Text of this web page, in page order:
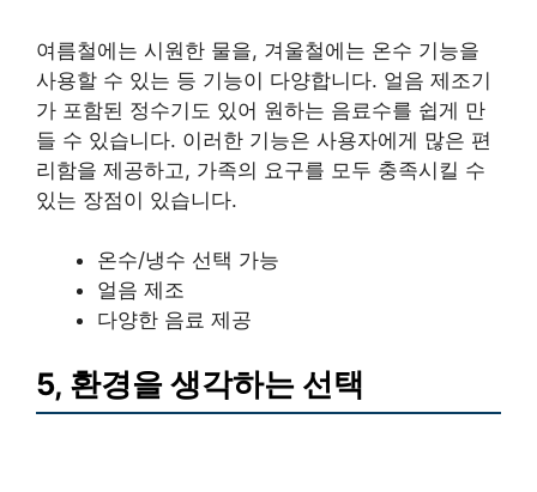
여름철에는 시원한 물을, 겨울철에는 온수 기능을
사용할 수 있는 등 기능이 다양합니다. 얼음 제조기
가 포함된 정수기도 있어 원하는 음료수를 쉽게 만
들 수 있습니다. 이러한 기능은 사용자에게 많은 편
리함을 제공하고, 가족의 요구를 모두 충족시킬 수
있는 장점이 있습니다.
온수/냉수 선택 가능
얼음 제조
다양한 음료 제공
5, 환경을 생각하는 선택